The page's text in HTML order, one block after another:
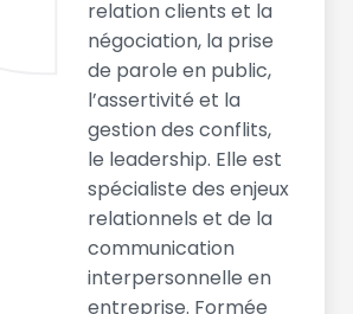
relation clients et la
négociation, la prise
de parole en public,
l’assertivité et la
gestion des conflits,
le leadership. Elle est
spécialiste des enjeux
relationnels et de la
communication
interpersonnelle en
entreprise. Formée